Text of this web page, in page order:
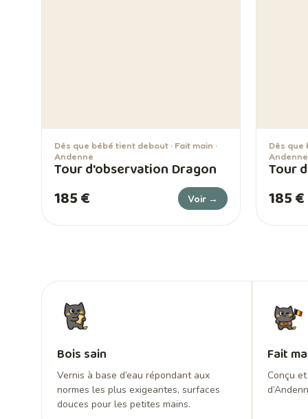
Dès que bébé tient debout · Fait main ·
Andenne
Tour d'observation Dragon
185 € Voir →
Dès que
Andenne
Tour
185 €
Bois sain
Vernis à base d’eau répondant aux
normes les plus exigeantes, surfaces
douces pour les petites mains.
Fait
Conçu